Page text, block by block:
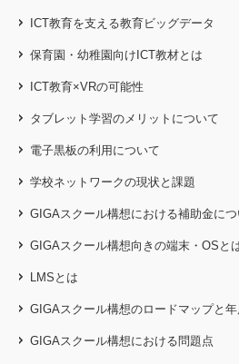
ICT教育を支える教育ビッグデータ
保育園・幼稚園向けICT教材とは
ICT教育×VRの可能性
タブレット学習のメリットについて
電子黒板の利用について
学校ネットワークの現状と課題
GIGAスクール構想における補助金につ
GIGAスクール構想向きの端末・OSと
LMSとは
GIGAスクール構想のロードマップと
GIGAスクール構想における問題点